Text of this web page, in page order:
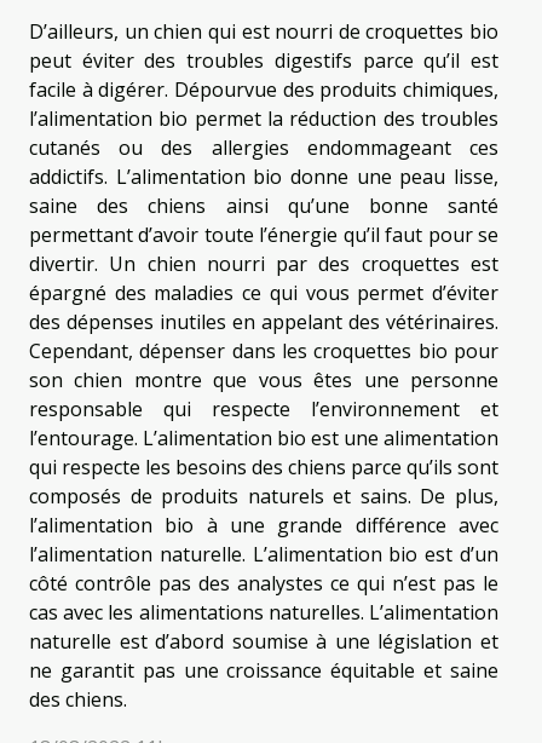
D’ailleurs, un chien qui est nourri de croquettes bio
peut éviter des troubles digestifs parce qu’il est
facile à digérer. Dépourvue des produits chimiques,
l’alimentation bio permet la réduction des troubles
cutanés ou des allergies endommageant ces
addictifs. L’alimentation bio donne une peau lisse,
saine des chiens ainsi qu’une bonne santé
permettant d’avoir toute l’énergie qu’il faut pour se
divertir. Un chien nourri par des croquettes est
épargné des maladies ce qui vous permet d’éviter
des dépenses inutiles en appelant des vétérinaires.
Cependant, dépenser dans les croquettes bio pour
son chien montre que vous êtes une personne
responsable qui respecte l’environnement et
l’entourage. L’alimentation bio est une alimentation
qui respecte les besoins des chiens parce qu’ils sont
composés de produits naturels et sains. De plus,
l’alimentation bio à une grande différence avec
l’alimentation naturelle. L’alimentation bio est d’un
côté contrôle pas des analystes ce qui n’est pas le
cas avec les alimentations naturelles. L’alimentation
naturelle est d’abord soumise à une législation et
ne garantit pas une croissance équitable et saine
des chiens.